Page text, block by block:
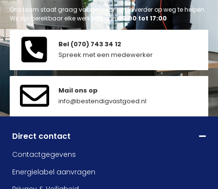
Ons team staat graag voor je klaar om je verder op weg te helpen.
Wij zijn bereikbaar elke werkdag van09:00 tot 17:00
Bel (070) 743 34 12
Spreek met een medewerker
Mail ons op
info@bestendigvastgoed.nl
Direct contact
Contactgegevens
Energielabel aanvragen